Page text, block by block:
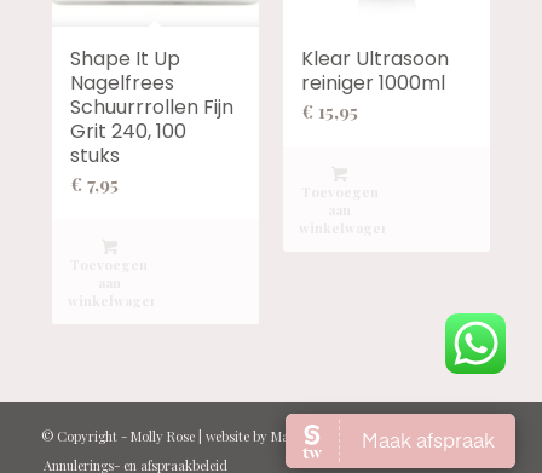
Shape It Up
Nagelfrees
Schuurrrollen Fijn
Grit 240, 100
stuks
€ 7,95
Klear Ultrasoon
reiniger 1000ml
€ 15,95
© Copyright - Molly Rose| website by Marcel Kraan
Annulerings- en afspraakbeleid